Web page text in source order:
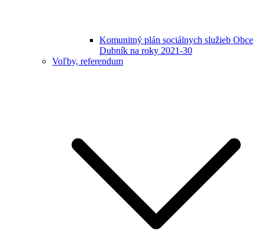
Komunitný plán sociálnych služieb Obce
Dubník na roky 2021-30
Voľby, referendum